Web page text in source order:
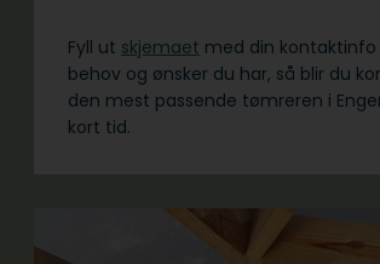
Fyll ut skjemaet med din kontaktinfo
behov og ønsker du har, så blir du
den mest passende tømreren i
kort tid.